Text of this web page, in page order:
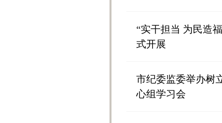
“实干担当 为民造
式开展
市纪委监委举办树
心组学习会